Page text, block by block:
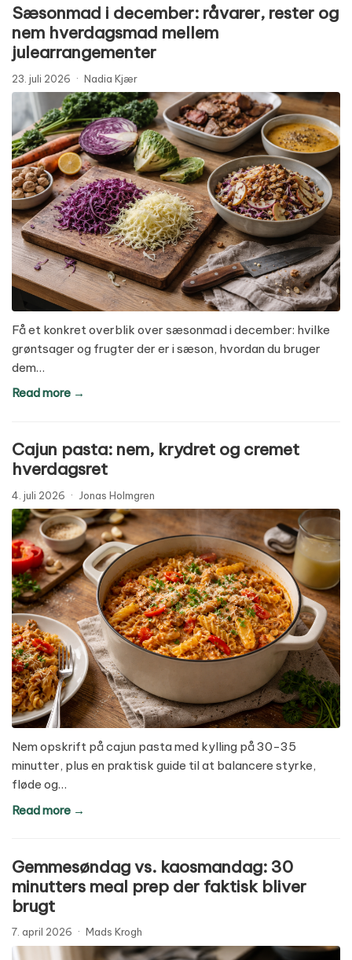
Sæsonmad i december: råvarer, rester og
nem hverdagsmad mellem
julearrangementer
23. juli 2026 · Nadia Kjær
Få et konkret overblik over sæsonmad i december: hvilke
grøntsager og frugter der er i sæson, hvordan du bruger
dem…
Read more →
Cajun pasta: nem, krydret og cremet
hverdagsret
4. juli 2026 · Jonas Holmgren
Nem opskrift på cajun pasta med kylling på 30-35
minutter, plus en praktisk guide til at balancere styrke,
fløde og…
Read more →
Gemmesøndag vs. kaosmandag: 30
minutters meal prep der faktisk bliver
brugt
7. april 2026 · Mads Krogh